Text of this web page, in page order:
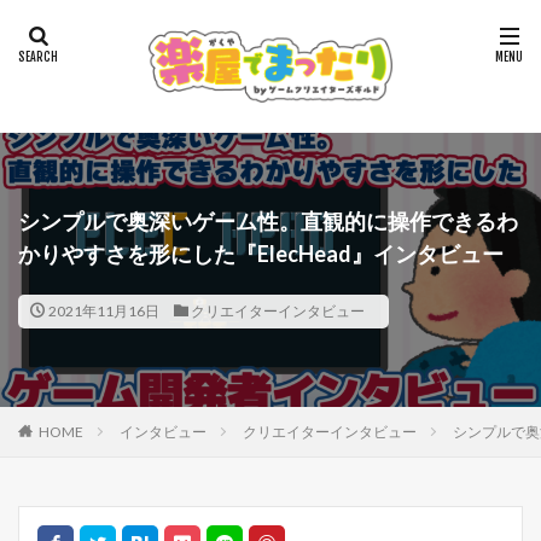
シンプルで奥深いゲーム性。直観的に操作できるわ
かりやすさを形にした『ElecHead』インタビュー
2021年11月16日 クリエイターインタビュー
HOME インタビュー クリエイターインタビュー シンプルで